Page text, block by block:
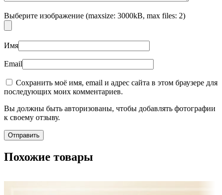
Выберите изображение (maxsize: 3000kB, max files: 2)
Имя
Email
Сохранить моё имя, email и адрес сайта в этом браузере для
последующих моих комментариев.
Вы должны быть авторизованы, чтобы добавлять фотографии
к своему отзыву.
Похожие товары